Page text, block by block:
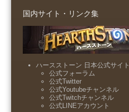
国内サイト・リンク集
ハースストーン 日本公式サイト
公式フォーラム
公式Twitter
公式Youtubeチャンネル
公式Twitchチャンネル
公式LINEアカウント